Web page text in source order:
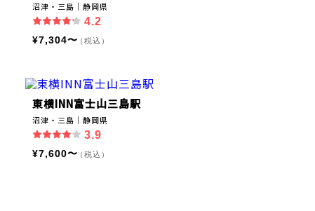
沼津・三島｜静岡県
4.2
¥7,304〜（税込）
東横INN富士山三島駅
沼津・三島｜静岡県
3.9
¥7,600〜（税込）